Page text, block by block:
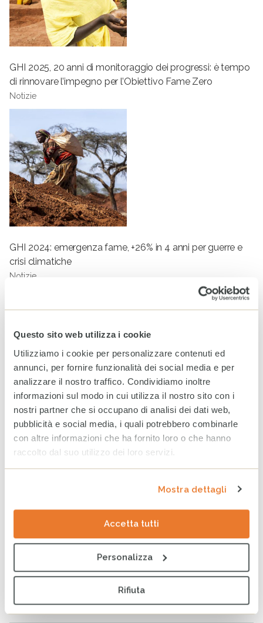
Questo sito web utilizza i cookie
Utilizziamo i cookie per personalizzare contenuti ed
annunci, per fornire funzionalità dei social media e per
analizzare il nostro traffico. Condividiamo inoltre
informazioni sul modo in cui utilizza il nostro sito con i
nostri partner che si occupano di analisi dei dati web,
pubblicità e social media, i quali potrebbero combinarle
con altre informazioni che ha fornito loro o che hanno
raccolto dal suo utilizzo dei loro servizi.
Mostra dettagli
Accetta tutti
Personalizza
Rifiuta
GHI 2025, 20 anni di monitoraggio dei progressi: è tempo
di rinnovare l’impegno per l’Obiettivo Fame Zero
Notizie
GHI 2024: emergenza fame, +26% in 4 anni per guerre e
crisi climatiche
Notizie
PARTECIPAZIONE
ULTIMI ARTICOLI
Venezuela: al fianco delle
comunità colpite per
ritrovare la quotidianità
perduta
dal campo direttamente sul
World Breastfeeding Week:
in Somalia, sostenere
l’allattamento significa
proteggere il futuro
4 AGOSTO 2026